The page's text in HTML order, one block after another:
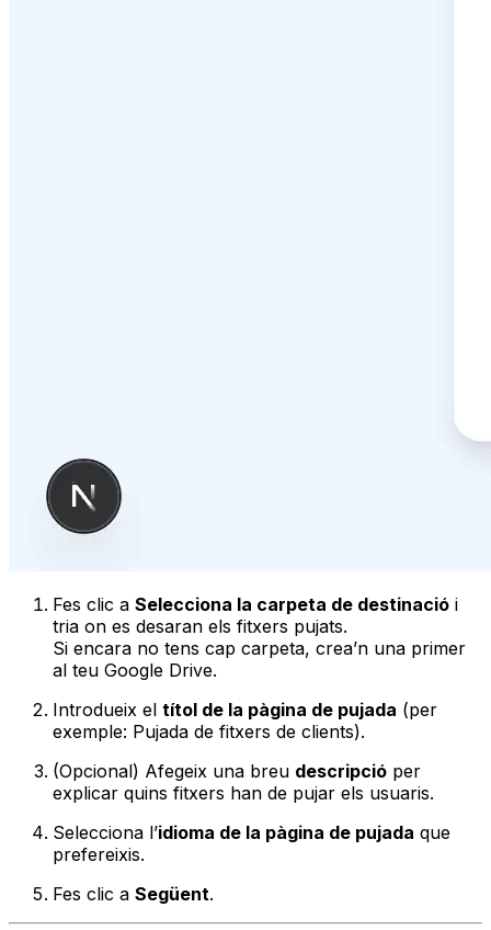
Fes clic a Selecciona la carpeta de destinació i
tria on es desaran els fitxers pujats.
Si encara no tens cap carpeta, crea’n una primer
al teu Google Drive.
Introdueix el títol de la pàgina de pujada (per
exemple: Pujada de fitxers de clients).
(Opcional) Afegeix una breu descripció per
explicar quins fitxers han de pujar els usuaris.
Selecciona l’idioma de la pàgina de pujada que
prefereixis.
Fes clic a Següent.